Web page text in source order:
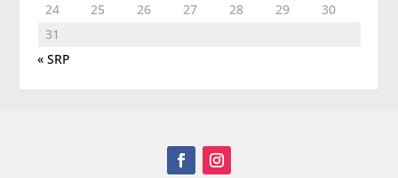
24
25 26 27 28 29
30
31
« SRP